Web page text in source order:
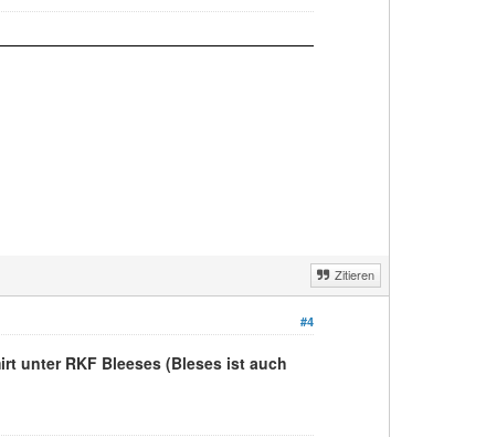
Zitieren
#4
unter RKF Bleeses (Bleses ist auch